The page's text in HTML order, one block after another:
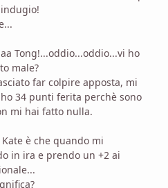
Tong!...oddio...oddio...vi ho
male?
far colpire apposta, mi
34 punti ferita perchè sono
mi hai fatto nulla.
è che quando mi
in ira e prendo un +2 ai